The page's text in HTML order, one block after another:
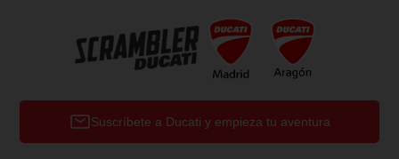
Suscríbete a Ducati y empieza tu aventura